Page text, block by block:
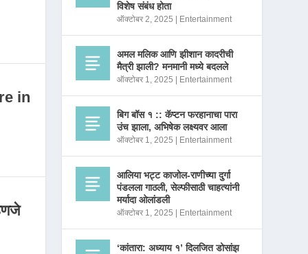
in
विशेष संबंध होता
ऑक्टोबर 2, 2025 Entertainment
अमल मलिक आणि झीशान कादरीची
मैत्री झाली? मनमानी मध्ये बदलले
ऑक्टोबर 1, 2025 Entertainment
बिग बॉस १ :: कॅप्टन फरहानाचा पारा
उंच झाला, अभिषेक लक्ष्यवर आला
ऑक्टोबर 1, 2025 Entertainment
आलिया भट्ट काजोल-राणीच्या दुर्गा
पंडलला गाठली, सेल्फीसाठी चाहत्यांनी
मर्यादा ओलांडली
ऑक्टोबर 1, 2025 Entertainment
‘कांतारा: अध्याय १’ दिलजित डोसांझ